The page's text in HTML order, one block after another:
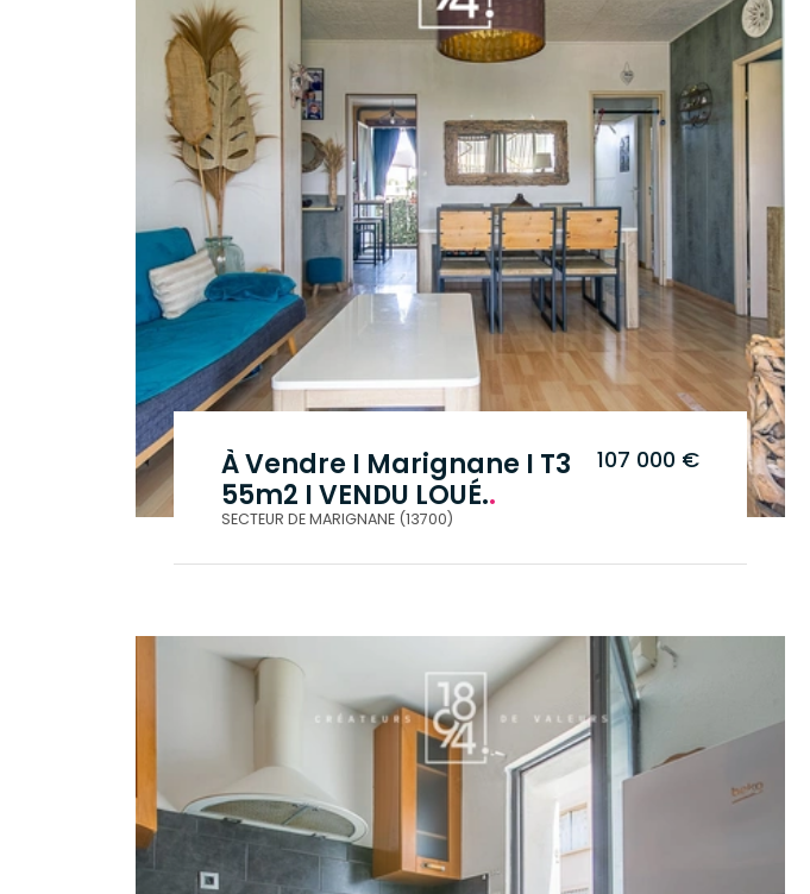
À Vendre I Marignane I T3
55m2 I VENDU LOUÉ..
SECTEUR DE MARIGNANE (13700)
107 000 €